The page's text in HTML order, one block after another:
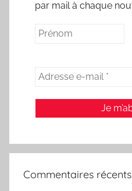
par mail à chaque
Commentaires récents